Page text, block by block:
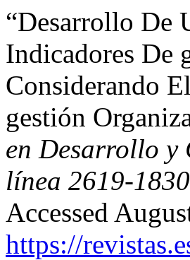
“Desarrollo De
Indicadores De
Considerando
gestión
en Desarrollo y
línea 2619-1830
Accessed
https://